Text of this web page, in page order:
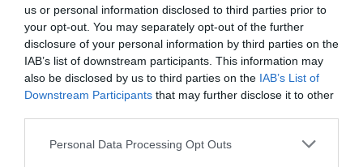
us or personal information disclosed to third parties prior to
your opt-out. You may separately opt-out of the further
disclosure of your personal information by third parties on the
IAB’s list of downstream participants. This information may
also be disclosed by us to third parties on the IAB’s List of
Downstream Participants that may further disclose it to other
Personal Data Processing Opt Outs
ΤΙΤΛΟΣ
ΣΧΟΛΙΟ